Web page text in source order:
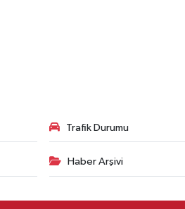
Trafik Durumu
Haber Arşivi